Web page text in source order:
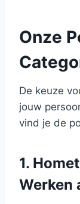
Onze
De keuze
jouw
vind je de
1.
Werken